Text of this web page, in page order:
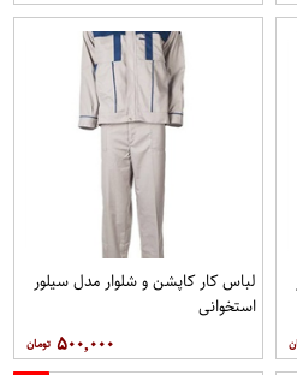
لباس کار کاپشن و شلوار مدل سیلور
استخوانی
۵۰۰,۰۰۰